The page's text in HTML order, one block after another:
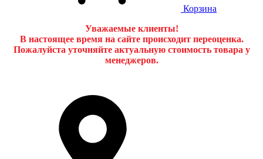
Корзина
Уважаемые клиенты!
В настоящее время на сайте происходит переоценка.
Пожалуйста уточняйте актуальную стоимость товара у
менеджеров.